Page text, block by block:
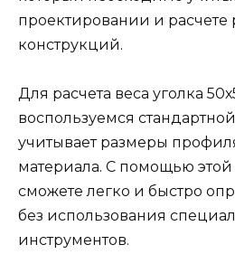
проектировании и расчете
конструкций.
Для расчета веса уголка
воспользуемся
учитывает размеры
материала. С помощью
сможете легко и быстро
без использования
инструментов.